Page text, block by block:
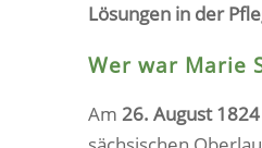
Lösungen in der
Wer war Marie
Am 26. August 1824